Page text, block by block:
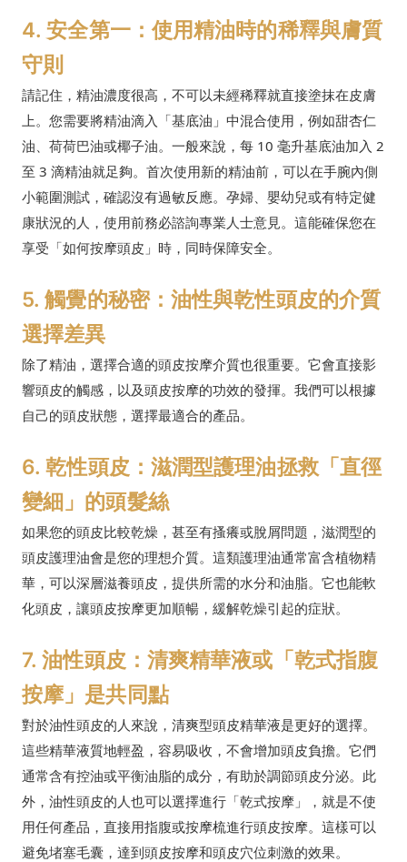
4. 安全第一：使用精油時的稀釋與膚質
守則
請記住，精油濃度很高，不可以未經稀釋就直接塗抹在皮膚
上。您需要將精油滴入「基底油」中混合使用，例如甜杏仁
油、荷荷巴油或椰子油。一般來說，每 10 毫升基底油加入 2
至 3 滴精油就足夠。首次使用新的精油前，可以在手腕內側
小範圍測試，確認沒有過敏反應。孕婦、嬰幼兒或有特定健
康狀況的人，使用前務必諮詢專業人士意見。這能確保您在
享受「如何按摩頭皮」時，同時保障安全。
5. 觸覺的秘密：油性與乾性頭皮的介質
選擇差異
除了精油，選擇合適的頭皮按摩介質也很重要。它會直接影
響頭皮的觸感，以及頭皮按摩的功效的發揮。我們可以根據
自己的頭皮狀態，選擇最適合的產品。
6. 乾性頭皮：滋潤型護理油拯救「直徑
變細」的頭髮絲
如果您的頭皮比較乾燥，甚至有搔癢或脫屑問題，滋潤型的
頭皮護理油會是您的理想介質。這類護理油通常富含植物精
華，可以深層滋養頭皮，提供所需的水分和油脂。它也能軟
化頭皮，讓頭皮按摩更加順暢，緩解乾燥引起的症狀。
7. 油性頭皮：清爽精華液或「乾式指腹
按摩」是共同點
對於油性頭皮的人來說，清爽型頭皮精華液是更好的選擇。
這些精華液質地輕盈，容易吸收，不會增加頭皮負擔。它們
通常含有控油或平衡油脂的成分，有助於調節頭皮分泌。此
外，油性頭皮的人也可以選擇進行「乾式按摩」，就是不使
用任何產品，直接用指腹或按摩梳進行頭皮按摩。這樣可以
避免堵塞毛囊，達到頭皮按摩和頭皮穴位刺激的效果。